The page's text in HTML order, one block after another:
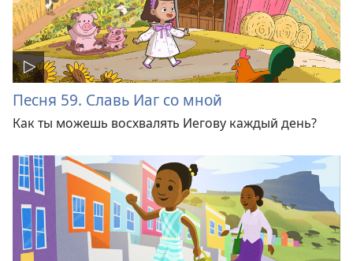
Песня 59. Славь Иаг со мной
Как ты можешь восхвалять Иегову каждый день?